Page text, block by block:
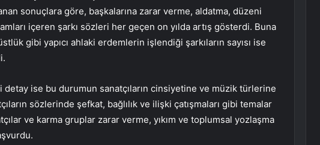
sonuçlara göre, başkalarına zarar verme, aldatma, düzeni
içeren şarkı sözleri her geçen on yılda artış gösterdi. Buna
gibi yapıcı ahlaki erdemlerin işlendiği şarkıların sayısı ise
detay ise bu durumun sanatçıların cinsiyetine ve müzik türlerine
sözlerinde şefkat, bağlılık ve ilişki çatışmaları gibi temalar
ve karma gruplar zarar verme, yıkım ve toplumsal yozlaşma